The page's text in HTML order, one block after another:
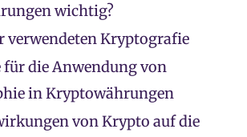
wichtig?
verwendeten Kryptografie
für die Anwendung von
in Kryptowährungen
von Krypto auf die